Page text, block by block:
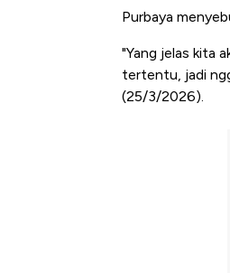
Purbaya
"Yang jelas kita
tertentu, jadi
(25/3/2026).